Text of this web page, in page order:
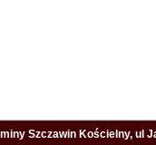
Szczawin Kościelny, ul